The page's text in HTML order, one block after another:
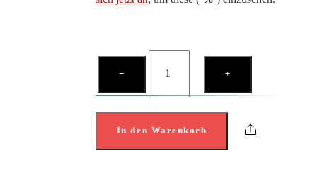
−
021
Menge
+
In den Warenkorb Share